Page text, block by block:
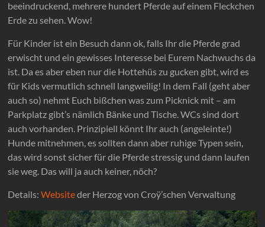
beeindruckend, mehrere hundert Pferde auf einem Fleckchen
Erde zu sehen. Wow!
Für Kinder ist ein Besuch dann ok, falls Ihr die Pferde grad
erwischt und ein gewisses Interesse bei Eurem Nachwuchs da
ist. Da es aber eben nur die Hottehüs zu gucken gibt, wird es
für Kids vermutlich schnell langweilig! In dem Fall (geht aber
auch so) nehmt Euch bißchen was zum Picknick mit – am
Parkplatz gibt’s nämlich Bänke und Tische. WCs sind dort
auch vorhanden. Prinzipiell könnt Ihr auch (angeleinte!)
Hunde mitnehmen, es sollten dann aber ruhige Typen sein,
das wird sonst sicher für die Pferde stressig und dann laufen
sie weg. Das will ja auch keiner, nöch?
Details:Websiteder Herzog von Croÿ’schen Verwaltung